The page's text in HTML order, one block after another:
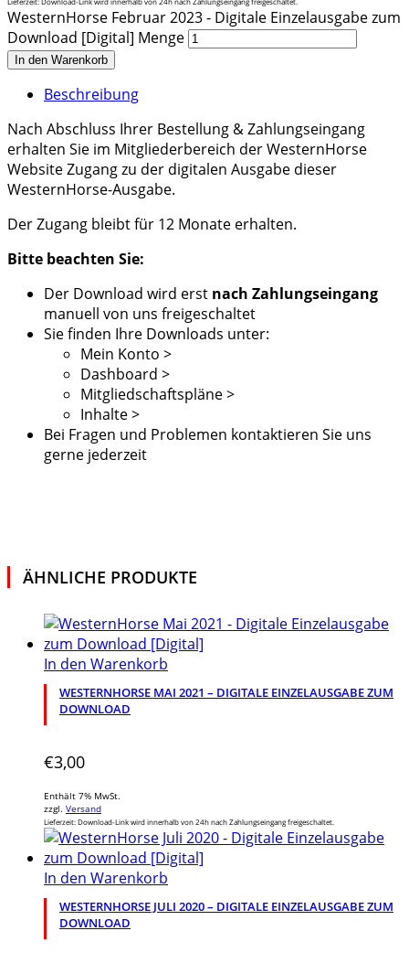
WesternHorse Februar 2023 - Digitale Einzelausgabe zum
Download [Digital] Menge
In den Warenkorb
Beschreibung
Nach Abschluss Ihrer Bestellung & Zahlungseingang
erhalten Sie im Mitgliederbereich der WesternHorse
Website Zugang zu der digitalen Ausgabe dieser
WesternHorse-Ausgabe.
Der Zugang bleibt für 12 Monate erhalten.
Bitte beachten Sie:
Der Download wird erst nach Zahlungseingang
manuell von uns freigeschaltet
Sie finden Ihre Downloads unter:
Mein Konto >
Dashboard >
Mitgliedschaftspläne >
Inhalte >
Bei Fragen und Problemen kontaktieren Sie uns
gerne jederzeit
ÄHNLICHE PRODUKTE
In den Warenkorb
WESTERNHORSE MAI 2021 – DIGITALE EINZELAUSGABE ZUM
DOWNLOAD
€3,00
Enthält 7% MwSt.
zzgl. Versand
Lieferzeit: Download-Link wird innerhalb von 24h nach Zahlungseingang freigeschaltet.
In den Warenkorb
WESTERNHORSE JULI 2020 – DIGITALE EINZELAUSGABE ZUM
DOWNLOAD